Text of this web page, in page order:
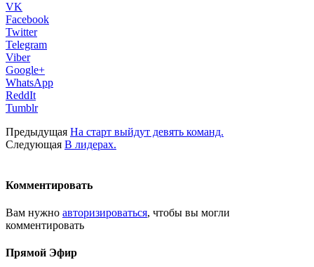
VK
Facebook
Twitter
Telegram
Viber
Google+
WhatsApp
ReddIt
Tumblr
Предыдущая На старт выйдут девять команд.
Следующая В лидерах.
Комментировать
Вам нужно авторизироваться, чтобы вы могли
комментировать
Прямой Эфир